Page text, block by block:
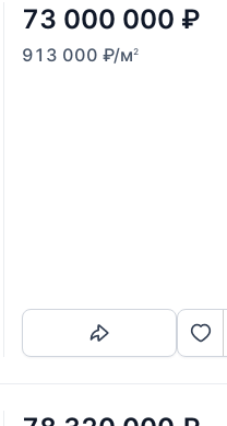
73 000 000 ₽
913 000 ₽/м2